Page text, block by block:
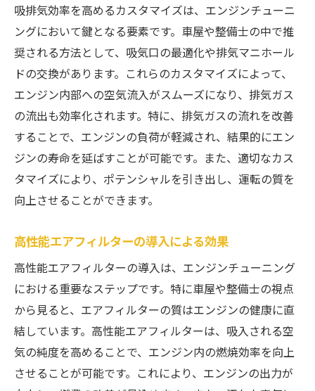
吸排気効率を高めるカスタマイズは、エンジンチューニ
ングにおいて鍵となる要素です。車屋や整備士の中で推
奨される方法として、吸気口の最適化や排気マニホール
ドの交換があります。これらのカスタマイズによって、
エンジン内部への空気流入がスムーズになり、排気ガス
の流出も効率化されます。特に、排気ガスの流れを改善
することで、エンジンの負荷が軽減され、結果的にエン
ジンの寿命を延ばすことが可能です。また、適切なカス
タマイズにより、ポテンシャルを引き出し、運転の質を
向上させることができます。
高性能エアフィルターの導入による効果
高性能エアフィルターの導入は、エンジンチューニング
における重要なステップです。特に車屋や整備士の視点
から見ると、エアフィルターの質はエンジンの健康に直
結しています。高性能エアフィルターは、吸入される空
気の純度を高めることで、エンジン内の燃焼効率を向上
させることが可能です。これにより、エンジンの出力が